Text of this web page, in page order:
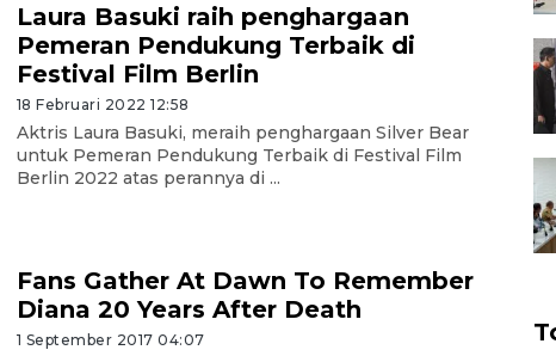
Laura Basuki raih penghargaan
Pemeran Pendukung Terbaik di
Festival Film Berlin
18 Februari 2022 12:58
Aktris Laura Basuki, meraih penghargaan Silver Bear
untuk Pemeran Pendukung Terbaik di Festival Film
Berlin 2022 atas perannya di ...
Fans Gather At Dawn To Remember
Diana 20 Years After Death
1 September 2017 04:07